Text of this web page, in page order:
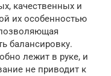
качественных и
их особенностью
балансировку.
лежит в руке, и
не приводит к